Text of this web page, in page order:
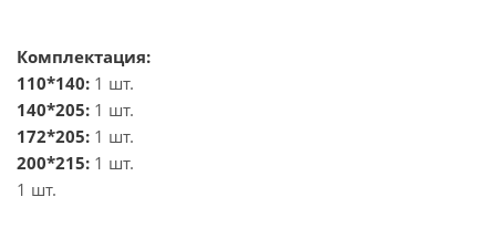
Комплектация:
110*140: 1 шт.
140*205: 1 шт.
172*205: 1 шт.
200*215: 1 шт.
1 шт.